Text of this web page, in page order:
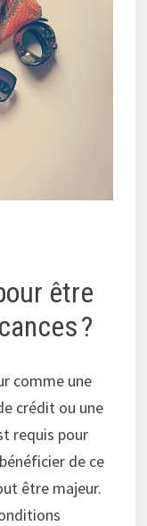
être
?
comme une
crédit ou une
requis pour
de ce
être majeur.